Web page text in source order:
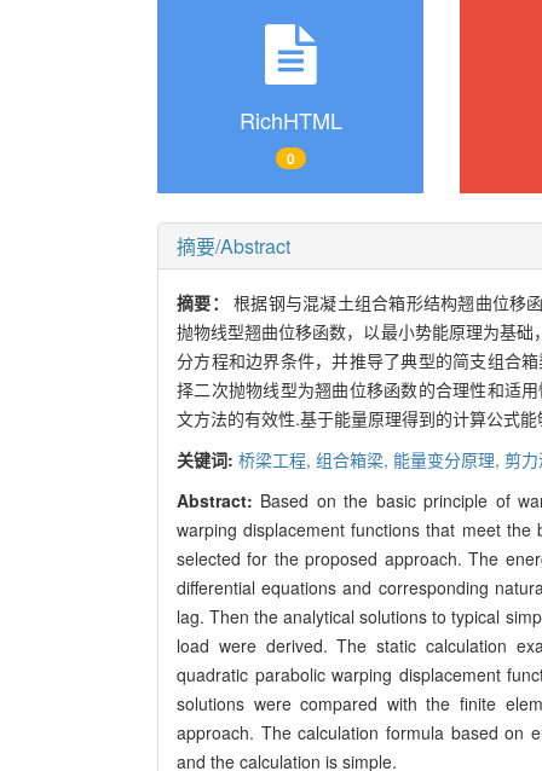
RichHTML
0
摘要/Abstract
摘要： 根据钢与混凝土组合箱形结构翘曲位移
抛物线型翘曲位移函数，以最小势能原理为基
分方程和边界条件，并推导了典型的简支组合
择二次抛物线型为翘曲位移函数的合理性和适
文方法的有效性.基于能量原理得到的计算公式
关键词: 桥梁工程, 组合箱梁, 能量变分原理, 剪
Abstract: Based on the basic principle of
warping displacement functions that meet
selected for the proposed approach. The
differential equations and corresponding
lag. Then the analytical solutions to typical
load were derived. The static calculation
quadratic parabolic warping displacement
solutions were compared with the finite
approach. The calculation formula based on
and the calculation is simple.